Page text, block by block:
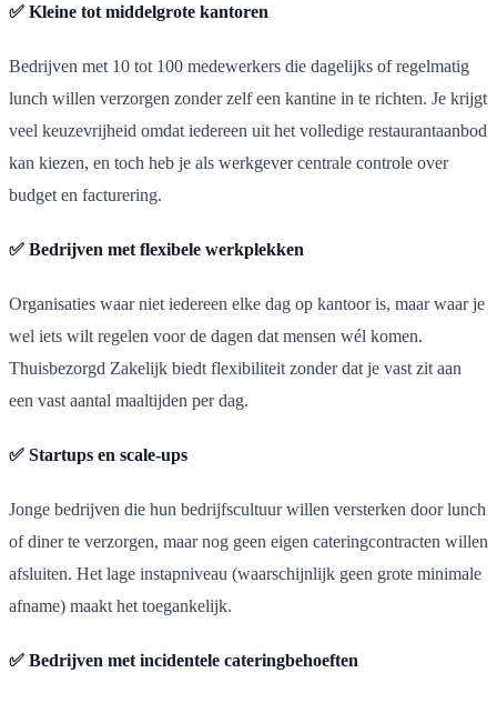
✅ Kleine tot middelgrote kantoren
Bedrijven met 10 tot 100 medewerkers die dagelijks of regelmatig
lunch willen verzorgen zonder zelf een kantine in te richten. Je krijgt
veel keuzevrijheid omdat iedereen uit het volledige restaurantaanbod
kan kiezen, en toch heb je als werkgever centrale controle over
budget en facturering.
✅ Bedrijven met flexibele werkplekken
Organisaties waar niet iedereen elke dag op kantoor is, maar waar je
wel iets wilt regelen voor de dagen dat mensen wél komen.
Thuisbezorgd Zakelijk biedt flexibiliteit zonder dat je vast zit aan
een vast aantal maaltijden per dag.
✅ Startups en scale-ups
Jonge bedrijven die hun bedrijfscultuur willen versterken door lunch
of diner te verzorgen, maar nog geen eigen cateringcontracten willen
afsluiten. Het lage instapniveau (waarschijnlijk geen grote minimale
afname) maakt het toegankelijk.
✅ Bedrijven met incidentele cateringbehoeften